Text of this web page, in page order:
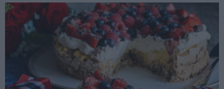
Hopp
hovedinnhold